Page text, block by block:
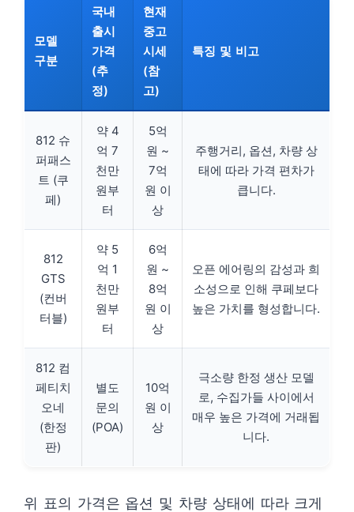
모델
구분
국내
출시
가격
(추
정)
현재
중고
시세
(참
고)
특징 및 비고
812 슈
퍼패스
트 (쿠
페)
약 4
억 7
천만
원부
터
5억
원 ~
7억
원 이
상
주행거리, 옵션, 차량 상
태에 따라 가격 편차가
큽니다.
812
GTS
(컨버
터블)
약 5
억 1
천만
원부
터
6억
원 ~
8억
원 이
상
오픈 에어링의 감성과 희
소성으로 인해 쿠페보다
높은 가치를 형성합니다.
812 컴
페티치
오네
(한정
판)
별도
문의
(POA)
10억
원 이
상
극소량 한정 생산 모델
로, 수집가들 사이에서
매우 높은 가격에 거래됩
니다.
위 표의 가격은 옵션 및 차량 상태에 따라 크게